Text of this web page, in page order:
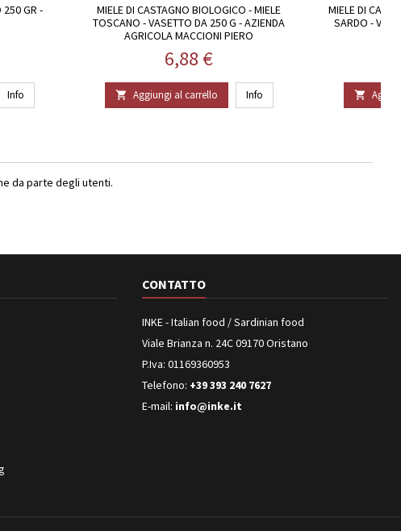
250 GR -
Info
MIELE DI CASTAGNO BIOLOGICO - MIELE
TOSCANO - VASETTO DA 250 G - AZIENDA
AGRICOLA MACCIONI PIERO
Prezzo
6,88 €
 Aggiungi al carrello Info
MIELE DI
SARDO -

da parte degli utenti.
CONTATTO
INKE - Italian food / Sardinian food
Viale Brianza n. 24C 09170 Oristano
P.Iva: 01169360953
Telefono: +39 393 240 7627
E-mail: info@inke.it